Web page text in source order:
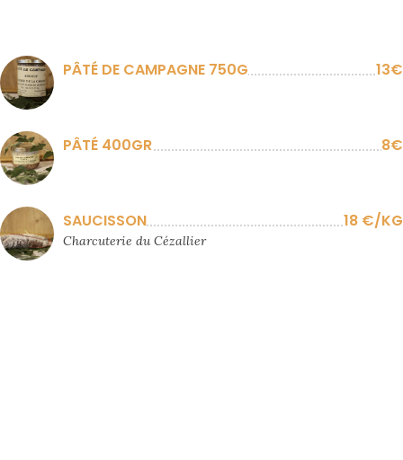
PÂTÉ DE CAMPAGNE 750G 13€
PÂTÉ 400GR 8€
SAUCISSON 18 €/KG
Charcuterie du Cézallier